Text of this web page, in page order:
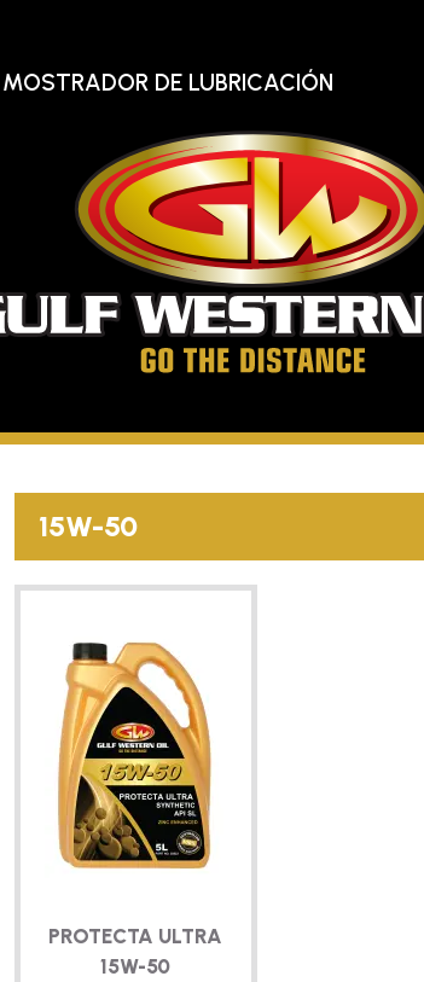
Llega
final
MOSTRADOR DE LUBRICACIÓN
15W-50
PROTECTA ULTRA
15W-50